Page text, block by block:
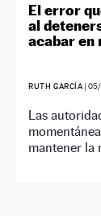
El error
al
acabar en
RUTH GARCÍA |
Las
mantener la